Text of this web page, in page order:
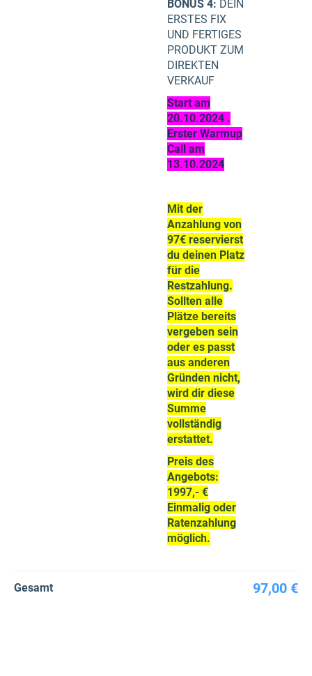
BONUS 4: DEIN
ERSTES FIX
UND FERTIGES
PRODUKT ZUM
DIREKTEN
VERKAUF
Start am
20.10.2024 .
Erster Warmup
Call am
13.10.2024
Mit der
Anzahlung von
97€ reservierst
du deinen Platz
für die
Restzahlung.
Sollten alle
Plätze bereits
vergeben sein
oder es passt
aus anderen
Gründen nicht,
wird dir diese
Summe
vollständig
erstattet.
Preis des
Angebots:
1997,- €
Einmalig oder
Ratenzahlung
möglich.
Gesamt 97,00 €